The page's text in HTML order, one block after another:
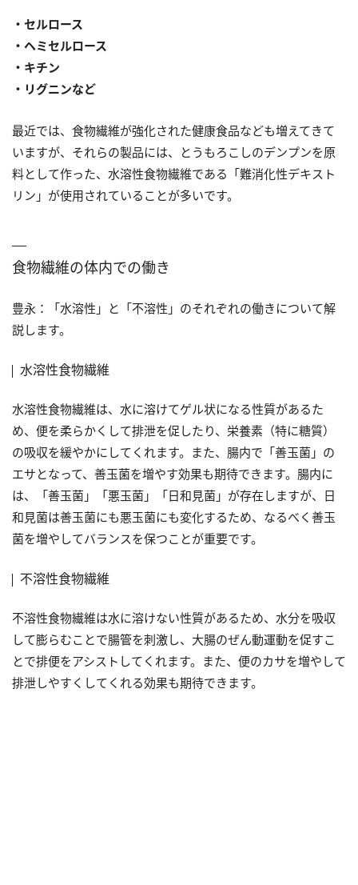
・セルロース
・ヘミセルロース
・キチン
・リグニンなど
最近では、食物繊維が強化された健康食品なども増えてきて
いますが、それらの製品には、とうもろこしのデンプンを原
料として作った、水溶性食物繊維である「難消化性デキスト
リン」が使用されていることが多いです。
食物繊維の体内での働き
豊永：「水溶性」と「不溶性」のそれぞれの働きについて解
説します。
水溶性食物繊維
水溶性食物繊維は、水に溶けてゲル状になる性質があるた
め、便を柔らかくして排泄を促したり、栄養素（特に糖質）
の吸収を緩やかにしてくれます。また、腸内で「善玉菌」の
エサとなって、善玉菌を増やす効果も期待できます。腸内に
は、「善玉菌」「悪玉菌」「日和見菌」が存在しますが、日
和見菌は善玉菌にも悪玉菌にも変化するため、なるべく善玉
菌を増やしてバランスを保つことが重要です。
不溶性食物繊維
不溶性食物繊維は水に溶けない性質があるため、水分を吸収
して膨らむことで腸管を刺激し、大腸のぜん動運動を促すこ
とで排便をアシストしてくれます。また、便のカサを増やして
排泄しやすくしてくれる効果も期待できます。